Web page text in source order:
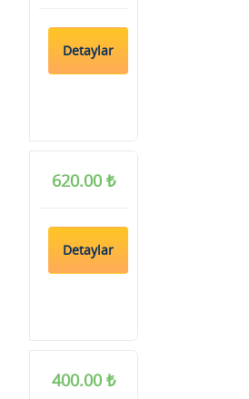
Detaylar
620.00 ₺
Detaylar
400.00 ₺